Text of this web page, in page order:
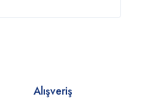
Alışveriş